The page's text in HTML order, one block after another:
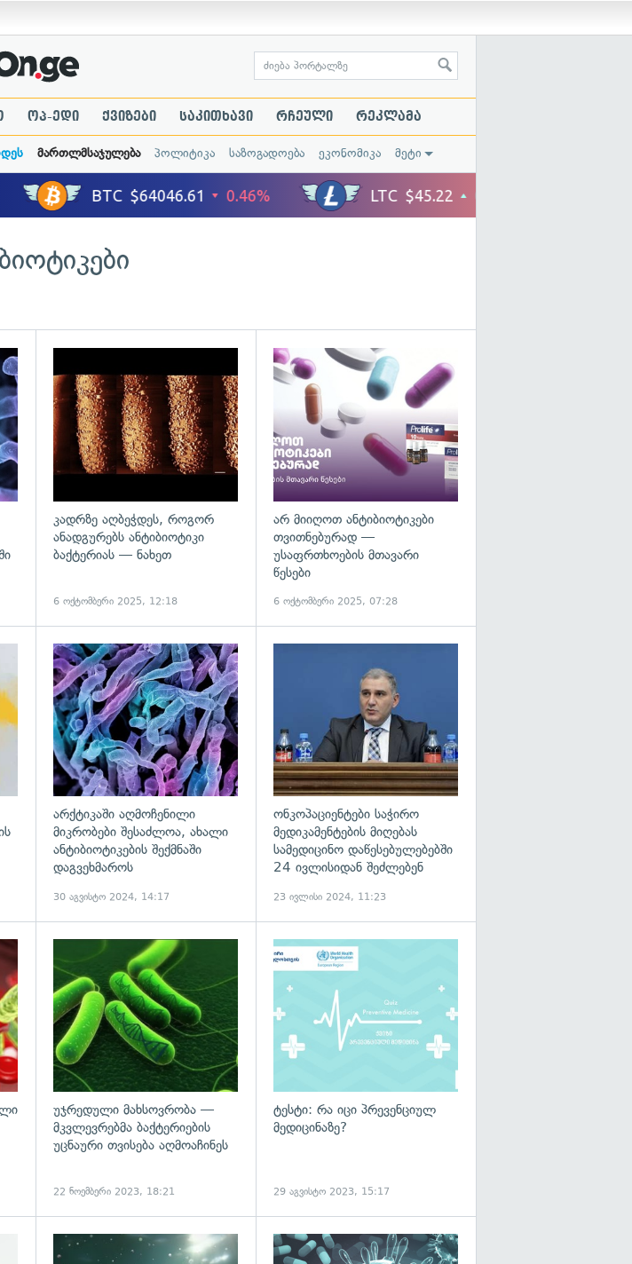
ოპ-ედი ქვიზები საკითხავი რჩეული რეკლამა
მართლმსაჯულება პოლიტიკა საზოგადოება ეკონომიკა მეტი
გადახედვა
კადრზე აღბეჭდეს, როგორ
ანადგურებს ანტიბიოტიკი
ბაქტერიას — ნახეთ
6 ოქტომბერი 2025, 12:18
არ მიიღოთ ანტიბიოტიკები
თვითნებურად —
უსაფრთხოების მთავარი
წესები
6 ოქტომბერი 2025, 07:28
გადახედვა
არქტიკაში აღმოჩენილი
მიკრობები შესაძლოა, ახალი
ანტიბიოტიკების შექმნაში
დაგვეხმაროს
30 აგვისტო 2024, 14:17
ონკოპაციენტები საჭირო
მედიკამენტების მიღებას
სამედიცინო დაწესებულებებში
24 ივლისიდან შეძლებენ
23 ივლისი 2024, 11:23
გადახედვა
უჯრედული მახსოვრობა —
მკვლევრებმა ბაქტერიების
უცნაური თვისება აღმოაჩინეს
22 ნოემბერი 2023, 18:21
ტესტი: რა იცი პრევენციულ
მედიცინაზე?
29 აგვისტო 2023, 15:17
გადახედვა